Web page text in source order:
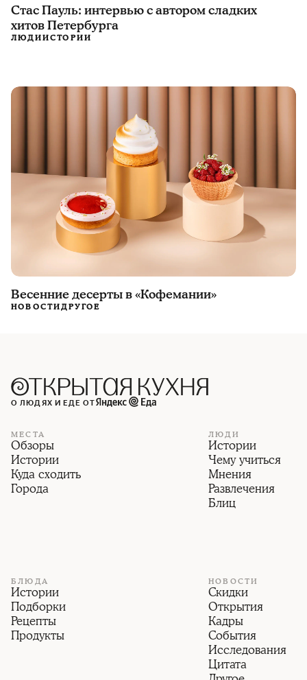
Стас Пауль: интервью с автором сладких
хитов Петербурга
ЛЮДИИСТОРИИ
Весенние десерты в «Кофемании»
НОВОСТИДРУГОЕ
О ЛЮДЯХ И ЕДЕ ОТ
МЕСТА
Обзоры
Истории
Куда сходить
Города
ЛЮДИ
Истории
Чему учиться
Мнения
Развлечения
Блиц
БЛЮДА
Истории
Подборки
Рецепты
Продукты
НОВОСТИ
Скидки
Открытия
Кадры
События
Исследования
Цитата